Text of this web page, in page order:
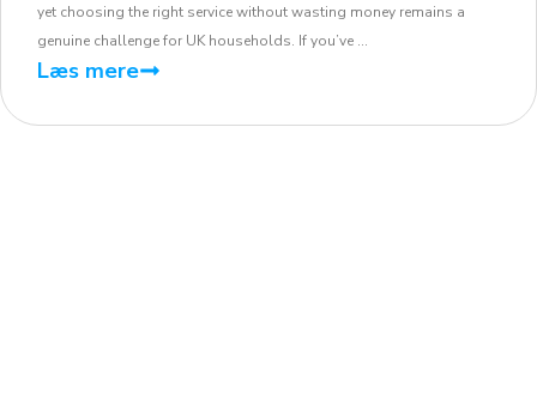
yet choosing the right service without wasting money remains a
genuine challenge for UK households. If you’ve ...
Læs mere